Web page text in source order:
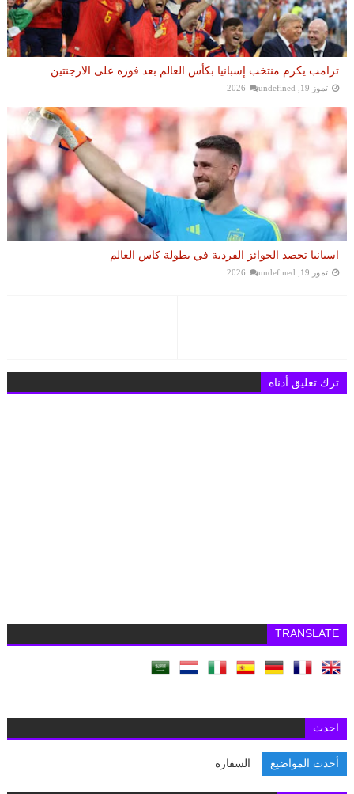
ترامب يكرم منتخب إسبانيا بكأس العالم بعد فوزه على الارجنتين
تموز 19, 2026 undefined
اسبانيا تحصد الجوائز الفردية في بطولة كاس العالم
تموز 19, 2026 undefined
ترك تعليق أدناه
TRANSLATE
احدث
أحدث المواضيع السفارة البر